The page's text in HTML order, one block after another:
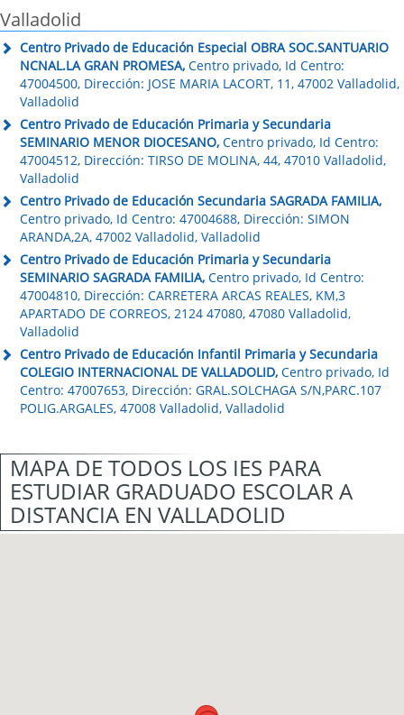
Valladolid
Centro Privado de Educación Especial OBRA SOC.SANTUARIO
NCNAL.LA GRAN PROMESA, Centro privado, Id Centro:
47004500, Dirección: JOSE MARIA LACORT, 11, 47002 Valladolid,
Valladolid
Centro Privado de Educación Primaria y Secundaria
SEMINARIO MENOR DIOCESANO, Centro privado, Id Centro:
47004512, Dirección: TIRSO DE MOLINA, 44, 47010 Valladolid,
Valladolid
Centro Privado de Educación Secundaria SAGRADA FAMILIA,
Centro privado, Id Centro: 47004688, Dirección: SIMON
ARANDA,2A, 47002 Valladolid, Valladolid
Centro Privado de Educación Primaria y Secundaria
SEMINARIO SAGRADA FAMILIA, Centro privado, Id Centro:
47004810, Dirección: CARRETERA ARCAS REALES, KM,3
APARTADO DE CORREOS, 2124 47080, 47080 Valladolid,
Valladolid
Centro Privado de Educación Infantil Primaria y Secundaria
COLEGIO INTERNACIONAL DE VALLADOLID, Centro privado, Id
Centro: 47007653, Dirección: GRAL.SOLCHAGA S/N,PARC.107
POLIG.ARGALES, 47008 Valladolid, Valladolid
MAPA DE TODOS LOS IES PARA
ESTUDIAR GRADUADO ESCOLAR A
DISTANCIA EN VALLADOLID